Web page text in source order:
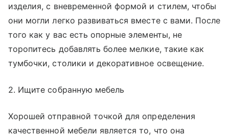
изделия, с вневременной формой и стилем, чтобы
они могли легко развиваться вместе с вами. После
того как у вас есть опорные элементы, не
торопитесь добавлять более мелкие, такие как
тумбочки, столики и декоративное освещение.
2. Ищите собранную мебель
Хорошей отправной точкой для определения
качественной мебели является то, что она